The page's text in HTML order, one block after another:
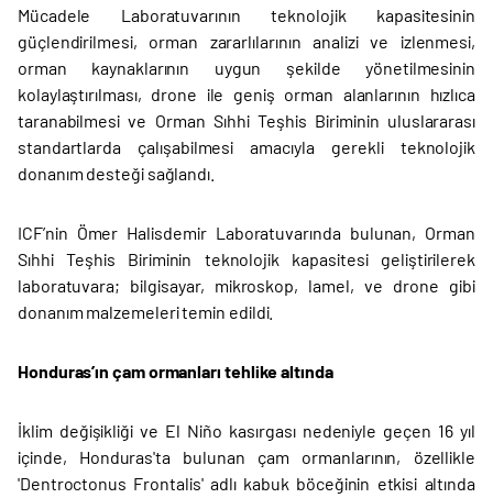
Mücadele Laboratuvarının teknolojik kapasitesinin
güçlendirilmesi, orman zararlılarının analizi ve izlenmesi,
orman kaynaklarının uygun şekilde yönetilmesinin
kolaylaştırılması, drone ile geniş orman alanlarının hızlıca
taranabilmesi ve Orman Sıhhi Teşhis Biriminin uluslararası
standartlarda çalışabilmesi amacıyla gerekli teknolojik
donanım desteği sağlandı.
ICF’nin Ömer Halisdemir Laboratuvarında bulunan, Orman
Sıhhi Teşhis Biriminin teknolojik kapasitesi geliştirilerek
laboratuvara; bilgisayar, mikroskop, lamel, ve drone gibi
donanım malzemeleri temin edildi.
Honduras’ın çam ormanları tehlike altında
İklim değişikliği ve El Niño kasırgası nedeniyle geçen 16 yıl
içinde, Honduras'ta bulunan çam ormanlarının, özellikle
'Dentroctonus Frontalis' adlı kabuk böceğinin etkisi altında